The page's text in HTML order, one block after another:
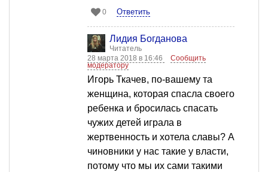
0 Ответить
Лидия Богданова
Читатель
28 марта 2018 в 16:46
Сообщить
модератору
Игорь Ткачев, по-вашему та
женщина, которая спасла своего
ребенка и бросилась спасать
чужих детей играла в
жертвенность и хотела славы? А
чиновники у нас такие у власти,
потому что мы их сами такими